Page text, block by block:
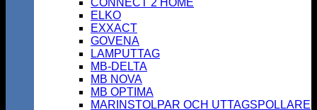
CONNECT 2 HOME
ELKO
EXXACT
GOVENA
LAMPUTTAG
MB-DELTA
MB NOVA
MB OPTIMA
MARINSTOLPAR OCH UTTAGSPOLLARE